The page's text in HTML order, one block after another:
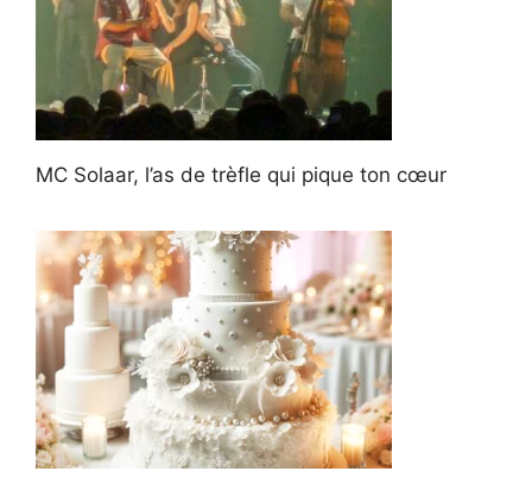
MC Solaar, l’as de trèfle qui pique ton cœur